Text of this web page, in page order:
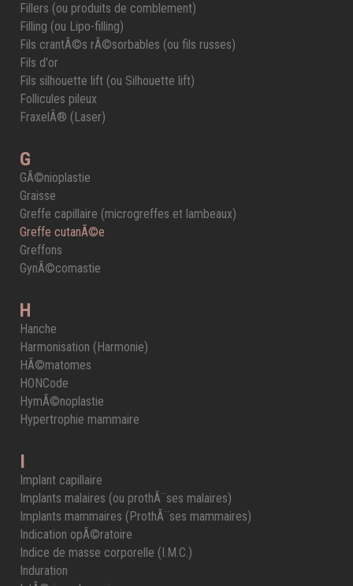
Fillers (ou produits de comblement)
Filling (ou Lipo-filling)
Fils crantÃ©s rÃ©sorbables (ou fils russes)
Fils d'or
Fils silhouette lift (ou Silhouette lift)
Follicules pileux
FraxelÂ® (Laser)
G
GÃ©nioplastie
Graisse
Greffe capillaire (microgreffes et lambeaux)
Greffe cutanÃ©e
Greffons
GynÃ©comastie
H
Hanche
Harmonisation (Harmonie)
HÃ©matomes
HONCode
HymÃ©noplastie
Hypertrophie mammaire
I
Implant capillaire
Implants malaires (ou prothÃ¨ses malaires)
Implants mammaires (ProthÃ¨ses mammaires)
Indication opÃ©ratoire
Indice de masse corporelle (I.M.C.)
Induration